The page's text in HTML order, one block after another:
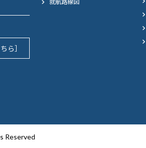
ら］
就航路線図
Reserved